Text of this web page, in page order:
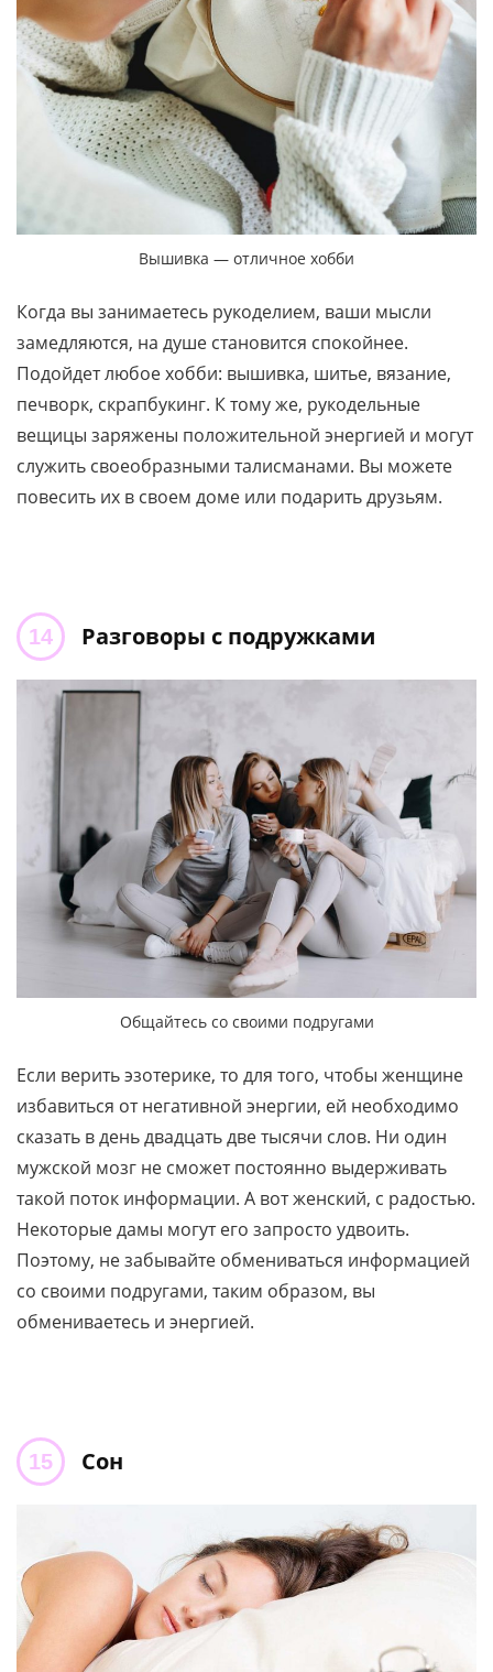
Вышивка — отличное хобби
Когда вы занимаетесь рукоделием, ваши мысли
замедляются, на душе становится спокойнее.
Подойдет любое хобби: вышивка, шитье, вязание,
печворк, скрапбукинг. К тому же, рукодельные
вещицы заряжены положительной энергией и могут
служить своеобразными талисманами. Вы можете
повесить их в своем доме или подарить друзьям.
Разговоры с подружками
Общайтесь со своими подругами
Если верить эзотерике, то для того, чтобы женщине
избавиться от негативной энергии, ей необходимо
сказать в день двадцать две тысячи слов. Ни один
мужской мозг не сможет постоянно выдерживать
такой поток информации. А вот женский, с радостью.
Некоторые дамы могут его запросто удвоить.
Поэтому, не забывайте обмениваться информацией
со своими подругами, таким образом, вы
обмениваетесь и энергией.
Сон